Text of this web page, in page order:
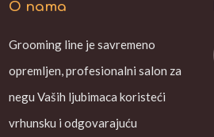
O nama
Grooming line je savremeno
opremljen, profesionalni salon za
negu Vaših ljubimaca koristeći
vrhunsku i odgovarajuću